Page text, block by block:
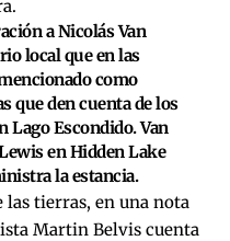
a Nicolás Van
local que en las
como
que den cuenta de los
Lago Escondido. Van
en Hidden Lake
la estancia.
tierras, en una nota
Martin Belvis cuenta